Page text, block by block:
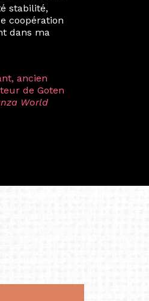
Langkawi,
de curatrice
et les
ma
générosité et
de
encore,
et de tendre